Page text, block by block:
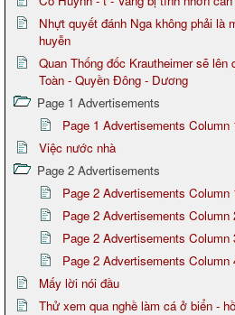
Nhựt quyết đánh Nga không phải là
huyễn
Quan Thống đốc Krautheimer sẽ lên
Toàn - Quyền Đông - Dương
Page 1 Advertisements
Page 1 Advertisements Column
Việc nước nhà
Page 2 Advertisements
Page 2 Advertisements Column
Page 2 Advertisements Column
Page 2 Advertisements Column
Page 2 Advertisements Column
Mấy lời nói đầu
Thử xem qua nghề làm cá ở biển - hồ